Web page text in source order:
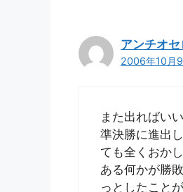
アンチオ
2006年10月
また出ればい
準決勝に進出
ても全くおか
ある何かが勝
っとしたこと